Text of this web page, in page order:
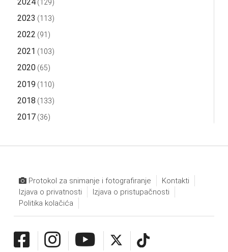
(129)
2023 (113)
2022 (91)
2021 (103)
2020(65)
2019 (110)
2018 (133)
2017(36)
Protokol za snimanje i fotografiranje
Kontakti
Izjava o privatnosti
Izjava o pristupačnosti
Politika kolačića